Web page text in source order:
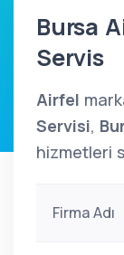
Bursa
Servis
Airfel
Servisi,
hizmetleri
Firma Adı